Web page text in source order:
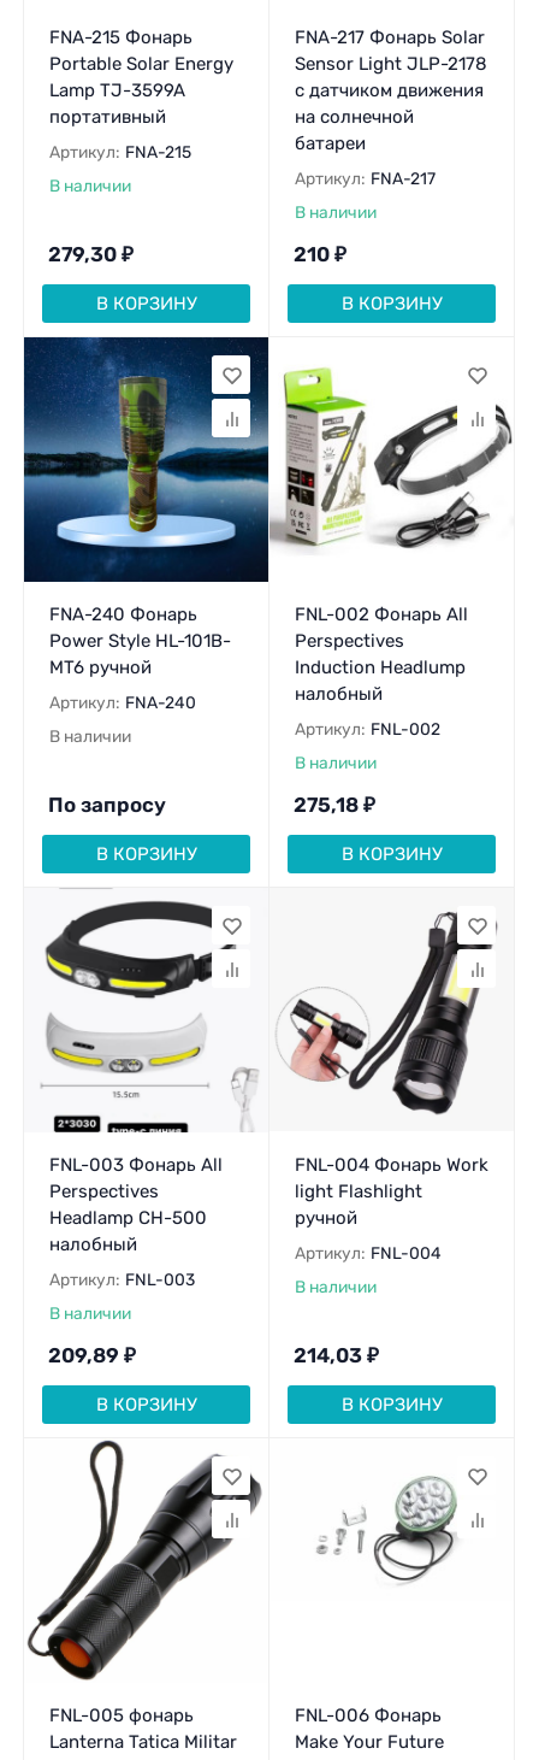
FNA-215 Фонарь
Portable Solar Energy
Lamp TJ-3599A
портативный
Артикул: FNA-215
В наличии
279,30 ₽
В КОРЗИНУ
FNA-217 Фонарь Solar
Sensor Light JLP-2178
с датчиком движения
на солнечной
батареи
Артикул: FNA-217
В наличии
210 ₽
В КОРЗИНУ
FNA-240 Фонарь
Power Style HL-101B-
MT6 ручной
Артикул: FNA-240
В наличии
По запросу
В КОРЗИНУ
FNL-002 Фонарь All
Perspectives
Induction Headlump
налобный
Артикул: FNL-002
В наличии
275,18 ₽
В КОРЗИНУ
FNL-003 Фонарь All
Perspectives
Headlamp CH-500
налобный
Артикул: FNL-003
В наличии
209,89 ₽
В КОРЗИНУ
FNL-004 Фонарь Work
light Flashlight
ручной
Артикул: FNL-004
В наличии
214,03 ₽
В КОРЗИНУ
FNL-005 фонарь
Lanterna Tatica Militar
FNL-006 Фонарь
Make Your Future